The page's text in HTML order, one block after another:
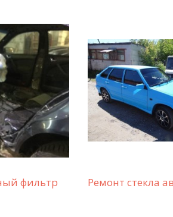
фильтр
Ремонт стекла